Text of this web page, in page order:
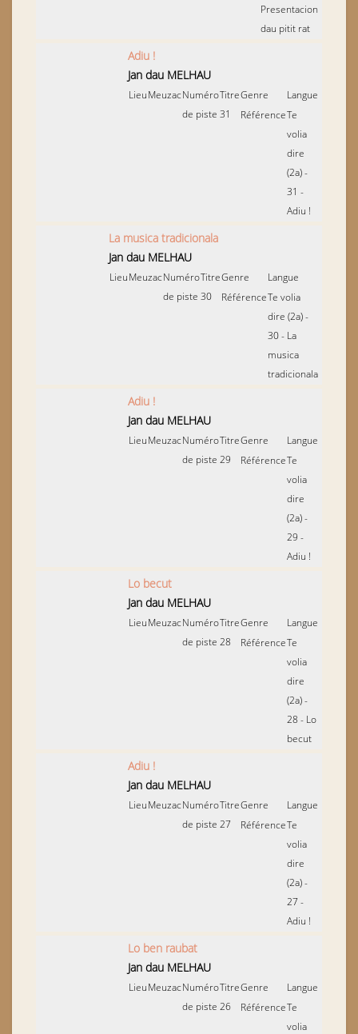
Presentacion
dau pitit rat
Adiu !
Jan dau MELHAU
LieuMeuzacNuméro
de piste
Titre
31
Genre
Langue
RéférenceTe
volia
dire
(2a) -
31 -
Adiu !
La musica tradicionala
Jan dau MELHAU
LieuMeuzacNuméro
de piste
Titre
30
Genre
Langue
RéférenceTe volia
dire (2a) -
30 - La
musica
tradicionala
Adiu !
Jan dau MELHAU
LieuMeuzacNuméro
de piste
Titre
29
Genre
Langue
RéférenceTe
volia
dire
(2a) -
29 -
Adiu !
Lo becut
Jan dau MELHAU
LieuMeuzacNuméro
de piste
Titre
28
Genre
Langue
RéférenceTe
volia
dire
(2a) -
28 - Lo
becut
Adiu !
Jan dau MELHAU
LieuMeuzacNuméro
de piste
Titre
27
Genre
Langue
RéférenceTe
volia
dire
(2a) -
27 -
Adiu !
Lo ben raubat
Jan dau MELHAU
LieuMeuzacNuméro
de piste
Titre
26
Genre
Langue
RéférenceTe
volia